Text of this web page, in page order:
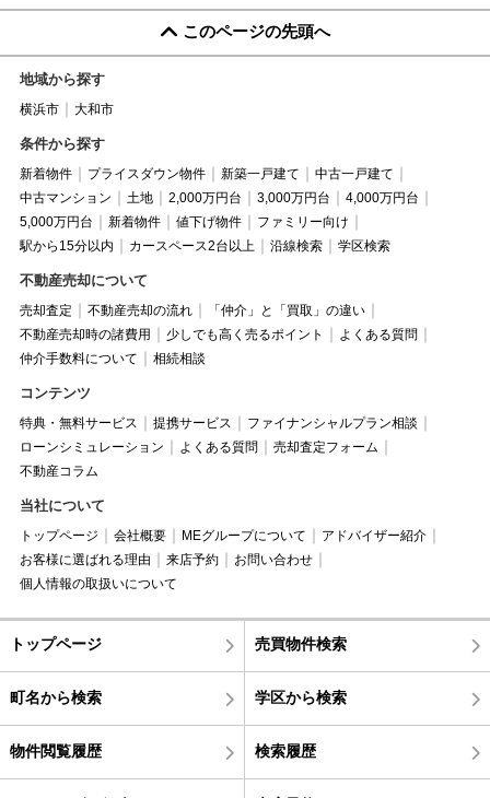
このページの先頭へ
地域から探す
横浜市 大和市
条件から探す
新着物件 プライスダウン物件 新築一戸建て
中古一戸建て
中古マンション
土地 2,000万円台 3,000万円台
4,000万円台
5,000万円台
新着物件 値下げ物件
ファミリー向け
駅から15分以内
カースペース2台以上 沿線検索 学区検索
不動産売却について
売却査定 不動産売却の流れ
「仲介」と「買取」の違い
不動産売却時の諸費用
少しでも高く売るポイント
よくある質問
仲介手数料について
相続相談
コンテンツ
特典・無料サービス 提携サービス
ファイナンシャルプラン相談
ローンシミュレーション
よくある質問
売却査定フォーム
不動産コラム
当社について
トップページ 会社概要 MEグループについて
アドバイザー紹介
お客様に選ばれる理由
来店予約
お問い合わせ
個人情報の取扱いについて
トップページ 売買物件検索
町名から検索 学区から検索
物件閲覧履歴 検索履歴